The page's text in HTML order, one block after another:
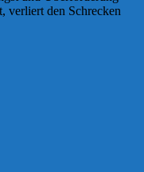
verliert den Schrecken